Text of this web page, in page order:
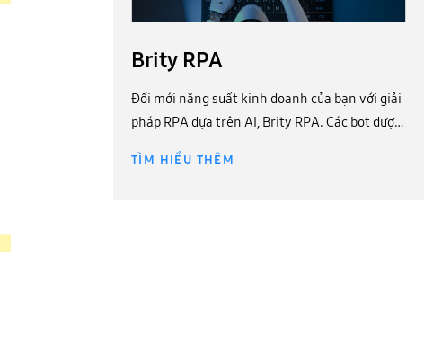
Brity RPA
Đổi mới năng suất kinh doanh của bạn với giải
pháp RPA dựa trên AI, Brity RPA. Các bot được
vụ đơn giản, lặp đi lặp lại mà trước đây không
TÌM HIỂU THÊM